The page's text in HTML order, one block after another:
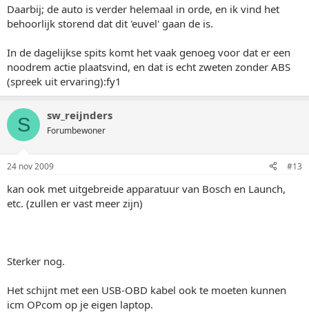
Daarbij; de auto is verder helemaal in orde, en ik vind het
behoorlijk storend dat dit 'euvel' gaan de is.
In de dagelijkse spits komt het vaak genoeg voor dat er een
noodrem actie plaatsvind, en dat is echt zweten zonder ABS
(spreek uit ervaring):fy1
S sw_reijnders
Forumbewoner
24 nov 2009 #13
kan ook met uitgebreide apparatuur van Bosch en Launch,
etc. (zullen er vast meer zijn)
Sterker nog.
Het schijnt met een USB-OBD kabel ook te moeten kunnen
icm OPcom op je eigen laptop.